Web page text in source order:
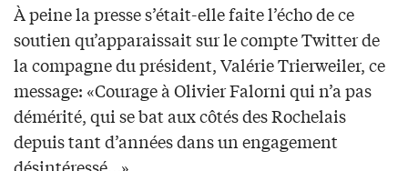
À peine la presse s’était-elle faite l’écho de ce
soutien qu’apparaissait sur le compte Twitter de
la compagne du président, Valérie Trierweiler, ce
message: «Courage à Olivier Falorni qui n’a pas
démérité, qui se bat aux côtés des Rochelais
depuis tant d’années dans un engagement